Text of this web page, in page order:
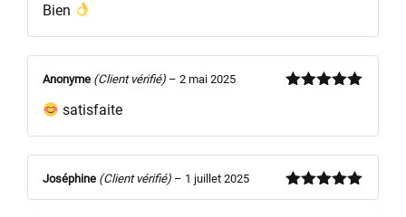
Bien
Anonyme (Client vérifié) – 2 mai 2025
satisfaite
Note5sur
Joséphine (Client vérifié) – 1 juillet 2025